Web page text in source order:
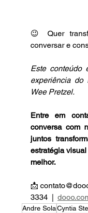
😉 Quer
conversar e
Este conteúdo
experiência
Wee Pretzel.
Entre em
conversa com
juntos
estratégia
melhor.
📩
3334  |
Andre SolaCyntia